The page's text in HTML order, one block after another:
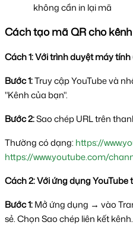
không cần in lại mã
Cách tạo mã QR cho kênh
Cách 1: Với trình duyệt máy
Bước 1: Truy cập YouTube và
"Kênh của bạn".
Bước 2: Sao chép URL trên
Thường có dạng: https://
https://www.youtube.com/
Cách 2: Với ứng dụng YouTube
Bước 1:Mở ứng dụng → vào
sẻ. Chọn Sao chép liên kết kênh.